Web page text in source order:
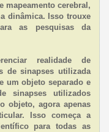
mapeamento cerebral,
dinâmica. Isso trouxe
as pesquisas da
realidade de
de sinapses utilizada
um objeto separado e
sinapses utilizados
objeto, agora apenas
Isso começa a
para todas as